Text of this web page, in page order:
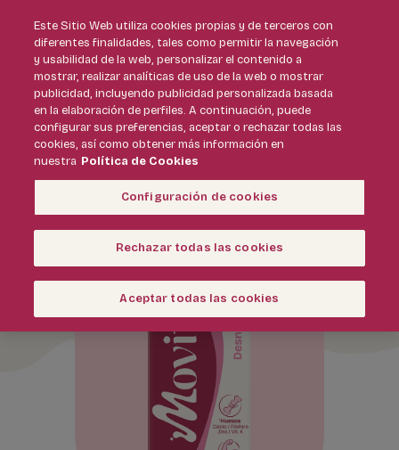
Nuestras
variedades
Este Sitio Web utiliza cookies propias y de terceros con
diferentes finalidades, tales como permitir la navegación
y usabilidad de la web, personalizar el contenido a
mostrar, realizar analíticas de uso de la web o mostrar
publicidad, incluyendo publicidad personalizada basada
en la elaboración de perfiles. A continuación, puede
configurar sus preferencias, aceptar o rechazar todas las
cookies, así como obtener más información en
nuestra Política de Cookies
Configuración de cookies
Rechazar todas las cookies
Aceptar todas las cookies